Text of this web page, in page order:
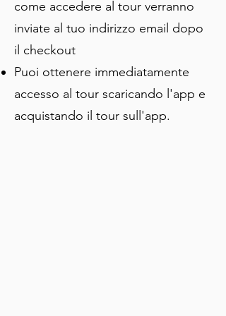
Vai al tuo ritmo, metti in pausa dove
preferisci e goditi il commento che ti
racconta tutte le storie e le leggende
locali a Trogir. Questo tour è ideale per
i visitatori che vengono per la prima
volta e che vogliono vedere i punti
come accedere al tour verranno
inviate al tuo indirizzo email dopo
il checkout
Puoi ottenere immediatamente
accesso al tour scaricando l'app e
acquistando il tour sull'app.